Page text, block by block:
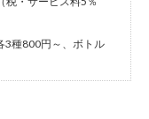
3種800円～、ボトル